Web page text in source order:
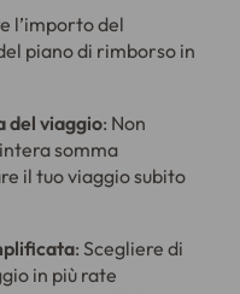
l’importo del
piano di rimborso in
del viaggio: Non
somma
il tuo viaggio subito
: Scegliere di
in più rate